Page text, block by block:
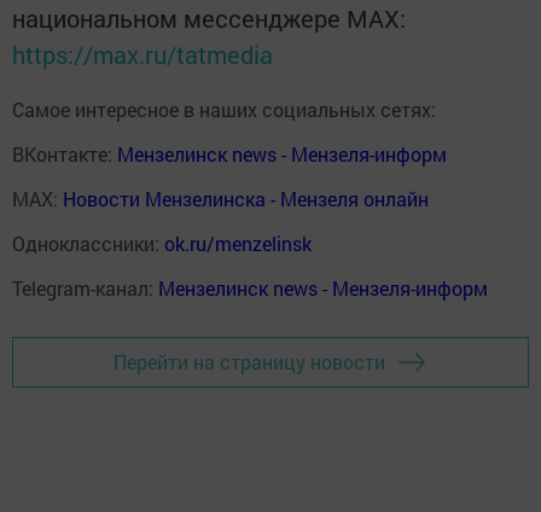
национальном мессенджере MАХ:
https://max.ru/tatmedia
Самое интересное в наших социальных сетях:
ВКонтакте: Мензелинск news - Мензеля-информ
MAX: Новости Мензелинска - Мензеля онлайн
Одноклассники: ok.ru/menzelinsk
Telegram-канал: Мензелинск news - Мензеля-информ
Перейти на страницу новости